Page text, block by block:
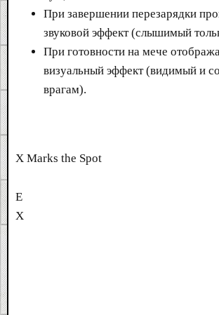
При завершении перезарядки
звуковой эффект (слышимый
При готовности на мече
визуальный эффект (видимый и
врагам).
X Marks the Spot
E
X